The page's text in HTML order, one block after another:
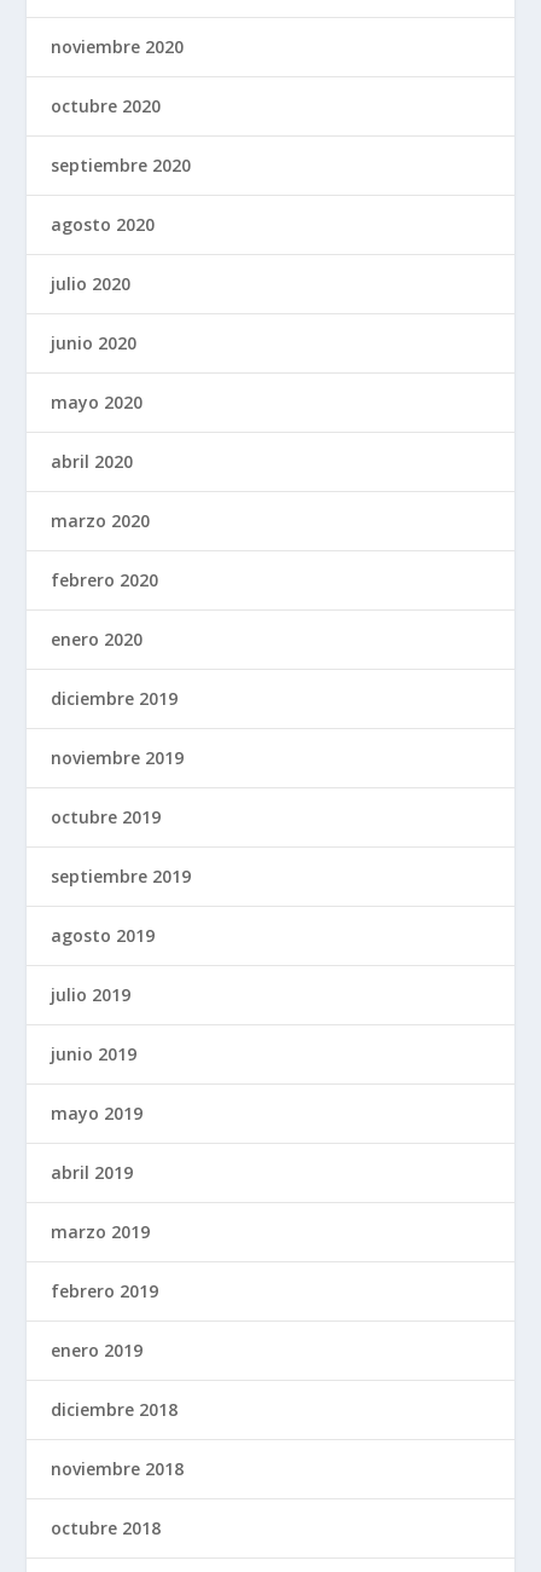
noviembre 2020
octubre 2020
septiembre 2020
agosto 2020
julio 2020
junio 2020
mayo 2020
abril 2020
marzo 2020
febrero 2020
enero 2020
diciembre 2019
noviembre 2019
octubre 2019
septiembre 2019
agosto 2019
julio 2019
junio 2019
mayo 2019
abril 2019
marzo 2019
febrero 2019
enero 2019
diciembre 2018
noviembre 2018
octubre 2018